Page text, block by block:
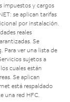
impuestos y cargos
se aplican tarifas
por instalación.
reales
Se
Para ver una lista de
sujetos a
cuales están
Se aplican
está respaldado
una red HFC.